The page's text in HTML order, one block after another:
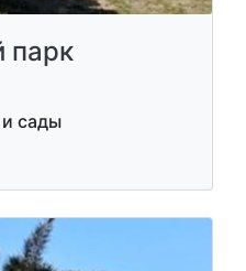
парк
сады